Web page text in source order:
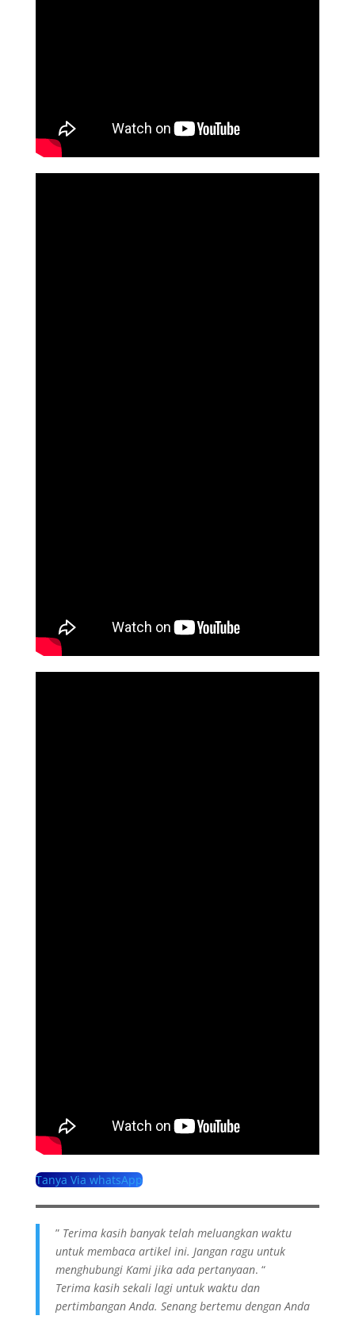
Tanya Via whatsApp
” Terima kasih banyak telah meluangkan waktu
untuk membaca artikel ini. Jangan ragu untuk
menghubungi Kami jika ada pertanyaan. “
Terima kasih sekali lagi untuk waktu dan
pertimbangan Anda. Senang bertemu dengan Anda